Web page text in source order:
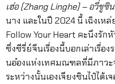
เฮ่อ (Zhang Linghe) – อวี่ชูซิ
นาง และในปี 2024 นี้ เฉิงเห
Follow Your Heart คะนึงรัก
ซึ่งซีรี่ย์จีนเรื่องนี้บอกเล่าเรื่อง
นอ๋องแห่งเทศมณฑลที่มีภาวะ
ระหว่างนั้นเองเจียงซินไป๋ได้เ